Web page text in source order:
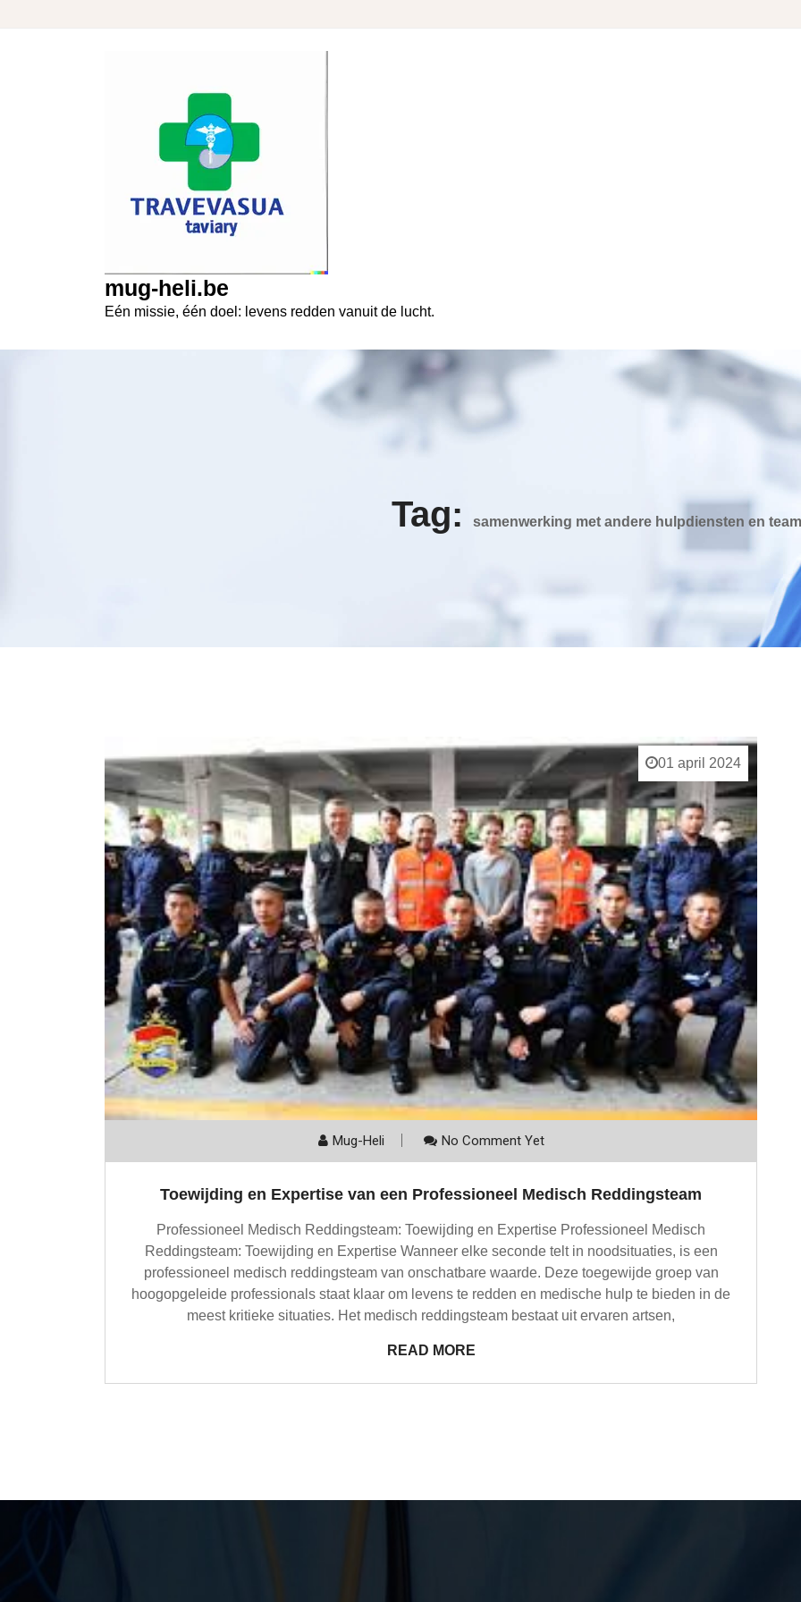
mug-heli.be
Eén missie, één doel: levens redden vanuit de lucht.
Tag: samenwerking met andere hulpdiensten en
01 april 2024
Mug-Heli No Comment Yet
Toewijding en Expertise van een Professioneel Medisch Reddingsteam
Professioneel Medisch Reddingsteam: Toewijding en Expertise Professioneel Medisch
Reddingsteam: Toewijding en Expertise Wanneer elke seconde telt in noodsituaties, is een
professioneel medisch reddingsteam van onschatbare waarde. Deze toegewijde groep van
hoogopgeleide professionals staat klaar om levens te redden en medische hulp te bieden in de
meest kritieke situaties. Het medisch reddingsteam bestaat uit ervaren artsen,
READ MORE